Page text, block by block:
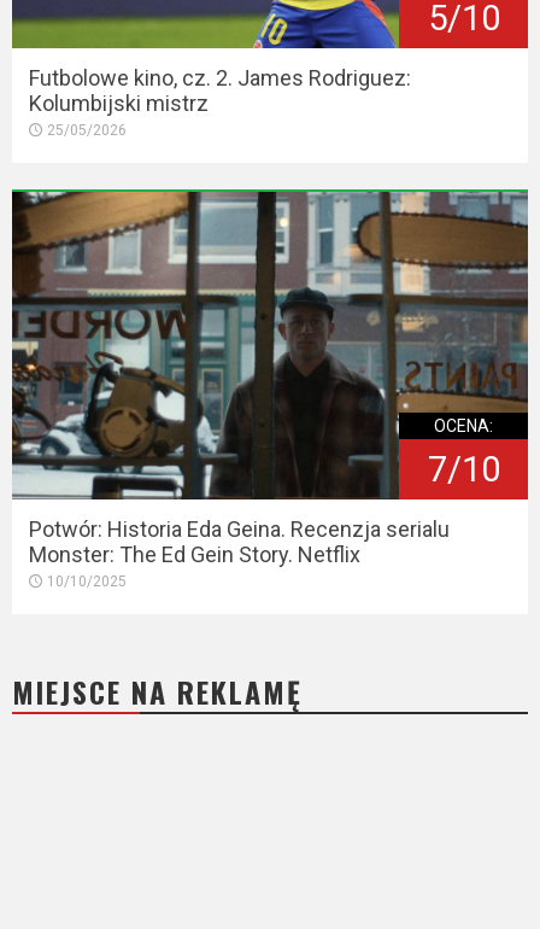
5/10
Futbolowe kino, cz. 2. James Rodriguez:
Kolumbijski mistrz
25/05/2026
OCENA:
7/10
Potwór: Historia Eda Geina. Recenzja serialu
Monster: The Ed Gein Story. Netflix
10/10/2025
MIEJSCE NA REKLAMĘ